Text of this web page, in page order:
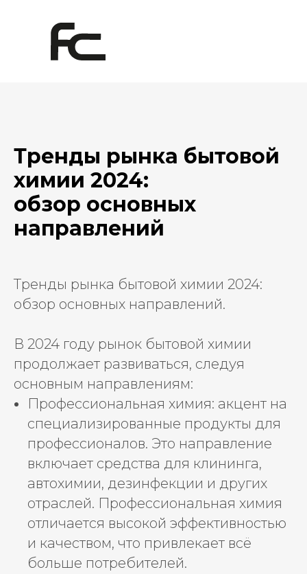
Тренды рынка бытовой
химии 2024:
обзор основных
направлений
Тренды рынка бытовой химии 2024:
обзор основных направлений.
В 2024 году рынок бытовой химии
продолжает развиваться, следуя
основным направлениям:
Профессиональная химия: акцент на
специализированные продукты для
профессионалов. Это направление
включает средства для клининга,
автохимии, дезинфекции и других
отраслей. Профессиональная химия
отличается высокой эффективностью
и качеством, что привлекает всё
больше потребителей.